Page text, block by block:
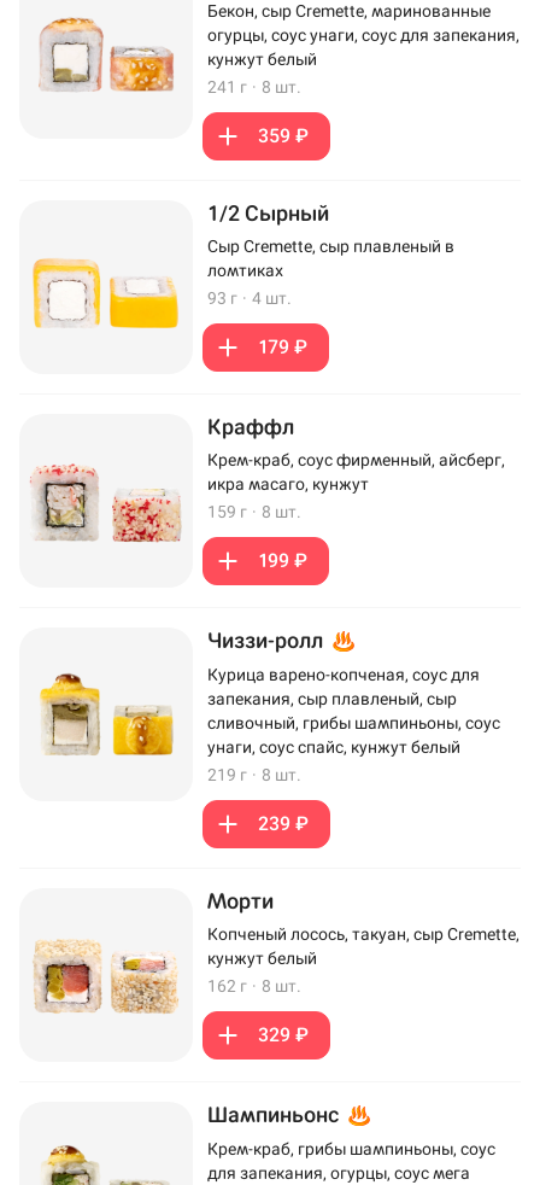
Бекон, сыр Cremette, маринованные
огурцы, соус унаги, соус для запекания,
кунжут белый
241 г · 8 шт.
359 ₽
1/2 Сырный
Сыр Cremette, сыр плавленый в
ломтиках
93 г · 4 шт.
179 ₽
Краффл
Крем-краб, соус фирменный, айсберг,
икра масаго, кунжут
159 г · 8 шт.
199 ₽
Чиззи-ролл
Курица варено-копченая, соус для
запекания, сыр плавленый, сыр
сливочный, грибы шампиньоны, соус
унаги, соус спайс, кунжут белый
219 г · 8 шт.
239 ₽
Морти
Копченый лосось, такуан, сыр Cremette,
кунжут белый
162 г · 8 шт.
329 ₽
Шампиньонс
Крем-краб, грибы шампиньоны, соус
для запекания, огурцы, соус мега